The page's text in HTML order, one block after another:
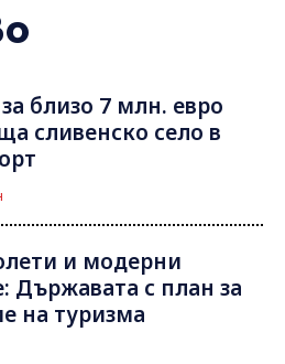
близо 7 млн. евро
сливенско село в
и модерни
Държавата с план за
на туризма